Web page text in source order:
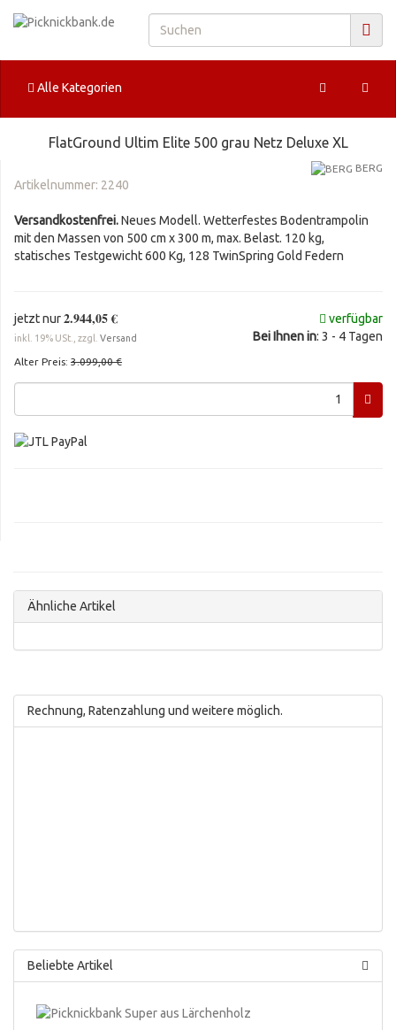
Alle Kategorien
FlatGround Ultim Elite 500 grau Netz Deluxe XL
BERG
Artikelnummer: 2240
Versandkostenfrei.Neues Modell. Wetterfestes Bodentrampolin
mit den Massen von 500 cm x 300 m, max. Belast. 120 kg,
statisches Testgewicht 600 Kg, 128 TwinSpring Gold Federn
jetzt nur2.944,05 €
inkl. 19% USt., zzgl. Versand
Alter Preis: 3.099,00 €
verfügbar
Bei Ihnen in: 3 - 4 Tagen
Ähnliche Artikel
Rechnung, Ratenzahlung und weitere möglich.
Beliebte Artikel